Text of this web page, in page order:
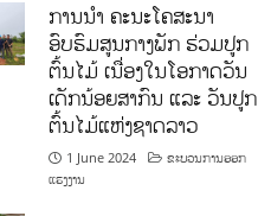
ການນໍາ ຄະນະໂຄສະນາ
ອົບຮົມສູນກາງພັກ ຮ່ວມປູກ
ຕົ້ນໄມ້ ເນື່ອງໃນໂອກາດວັນ
ເດັກນ້ອຍສາກົນ ແລະ ວັນປູກ
ຕົ້ນໄມ້ແຫ່ງຊາດລາວ
1 June 2024
ຂະບວນການອອກ
ແຮງງານ